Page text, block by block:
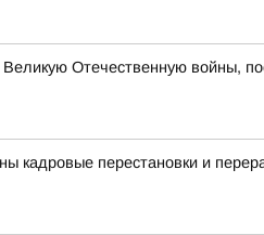
Отечественную войны,
кадровые перестановки и